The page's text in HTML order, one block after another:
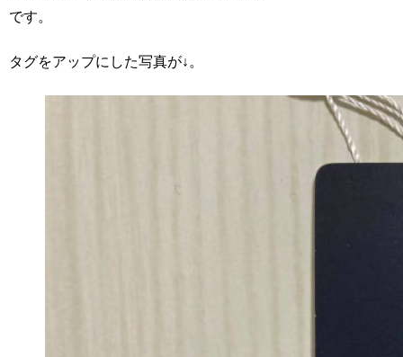
です。
タグをアップにした写真が↓。